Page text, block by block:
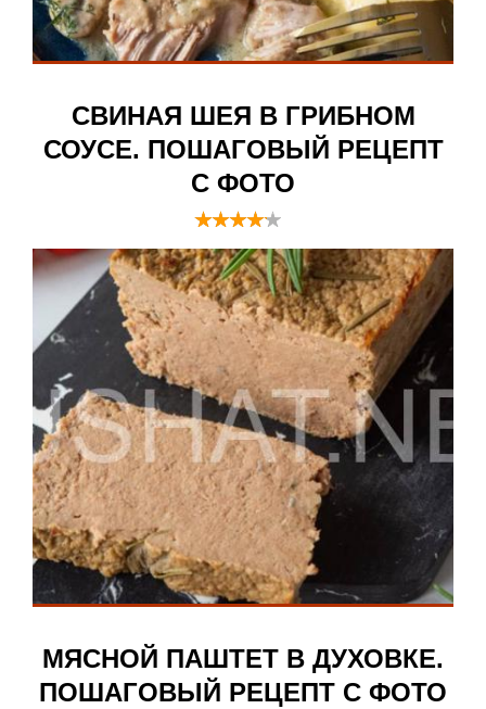
СВИНАЯ ШЕЯ В ГРИБНОМ
СОУСЕ. ПОШАГОВЫЙ РЕЦЕПТ
С ФОТО
МЯСНОЙ ПАШТЕТ В ДУХОВКЕ.
ПОШАГОВЫЙ РЕЦЕПТ С ФОТО